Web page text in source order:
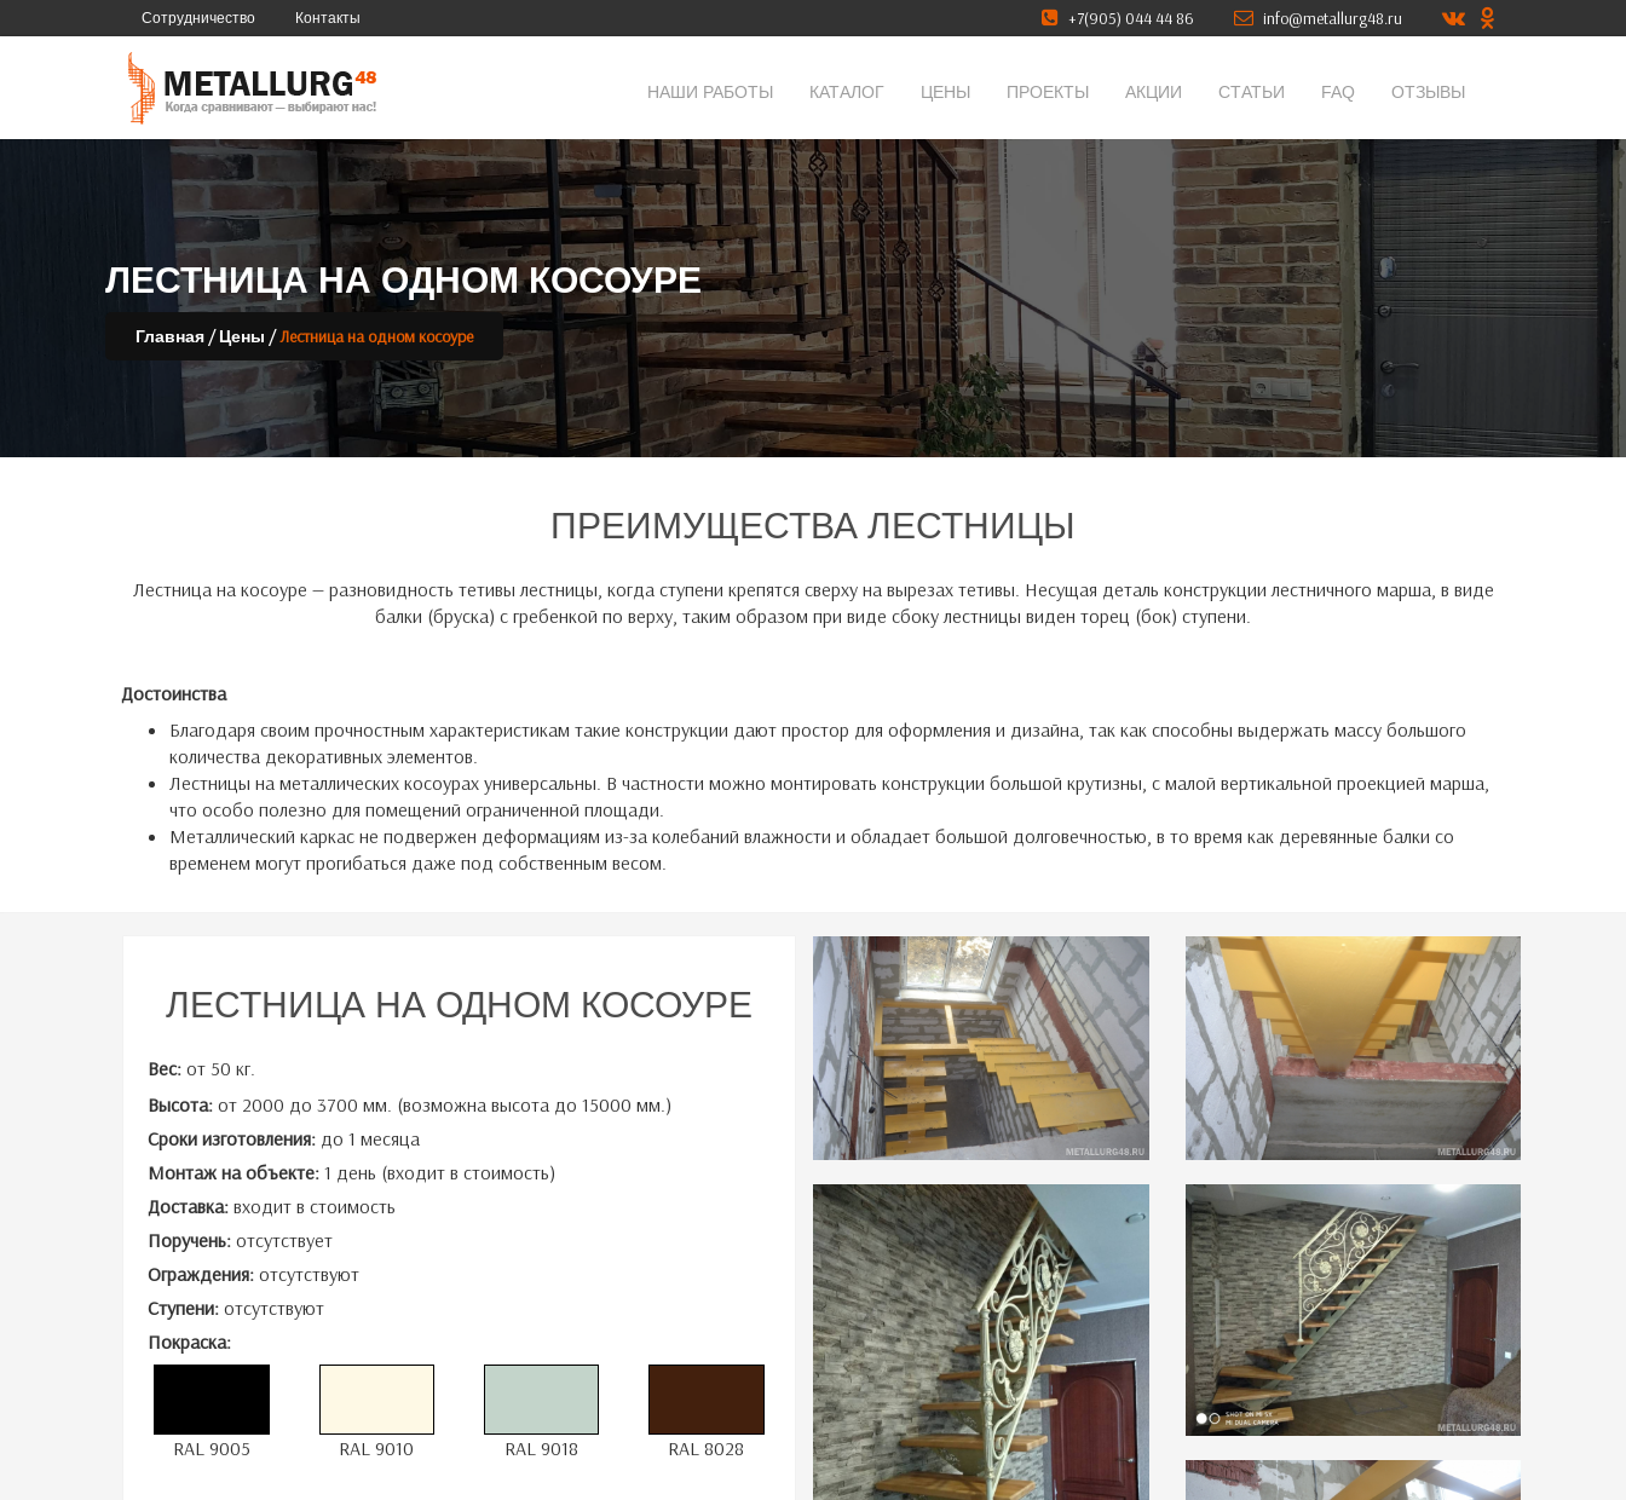
Сотрудничество Контакты +7(905) 044 44 86 info@metallurg48.ru
НАШИ РАБОТЫ КАТАЛОГ ЦЕНЫ ПРОЕКТЫ АКЦИИ СТАТЬИ FAQ ОТЗЫВЫ
ЛЕСТНИЦА НА ОДНОМ КОСОУРЕ
Главная /Цены /Лестница на одном косоуре
ПРЕИМУЩЕСТВА ЛЕСТНИЦЫ
Лестница на косоуре — разновидность тетивы лестницы, когда ступени крепятся сверху на вырезах тетивы. Несущая деталь конструкции лестничного марша, в виде
балки (бруска) с гребенкой по верху, таким образом при виде сбоку лестницы виден торец (бок) ступени.
Достоинства
Благодаря своим прочностным характеристикам такие конструкции дают простор для оформления и дизайна, так как способны выдержать массу большого
количества декоративных элементов.
Лестницы на металлических косоурах универсальны. В частности можно монтировать конструкции большой крутизны, с малой вертикальной проекцией марша,
что особо полезно для помещений ограниченной площади.
Металлический каркас не подвержен деформациям из-за колебаний влажности и обладает большой долговечностью, в то время как деревянные балки со
временем могут прогибаться даже под собственным весом.
ЛЕСТНИЦА НА ОДНОМ КОСОУРЕ
Вес: от 50 кг.
Высота: от 2000 до 3700 мм. (возможна высота до 15000 мм.)
Сроки изготовления: до 1 месяца
Монтаж на объекте: 1 день (входит в стоимость)
Доставка: входит в стоимость
Поручень: отсутствует
Ограждения: отсутствуют
Ступени: отсутствуют
Покраска:
RAL 9005 RAL 9010 RAL 9018 RAL 8028